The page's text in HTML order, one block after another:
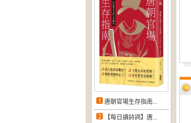
唐朝官場生存指南...
【每日讀詩詞】唐...